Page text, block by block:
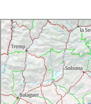
Dinar al
Dinar al
Montserrat
Entrades:
Sant Benet,
Verge),
Degustació de
Cotxe de